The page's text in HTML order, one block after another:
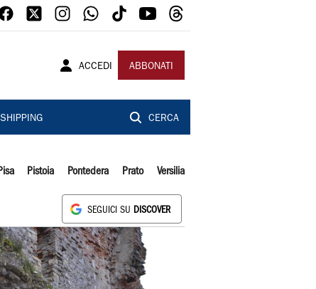
ACCEDI ABBONATI
SHIPPING CERCA
Pisa Pistoia Pontedera Prato Versilia
SEGUICI SU DISCOVER